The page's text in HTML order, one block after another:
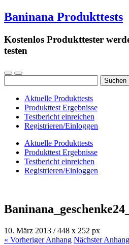
Baninana Produkttests
Kostenlos Produkttester
testen
nach:
Aktuelle Produkttests
Produkttest Ergebnisse
Testbericht einreichen
Registrieren/Einloggen
Aktuelle Produkttests
Produkttest Ergebnisse
Testbericht einreichen
Registrieren/Einloggen
10. März 2013 /448 x 252 px
« VorherigerAnhang NächsterAnhang